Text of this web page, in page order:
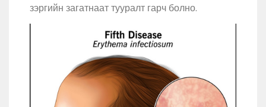
зэргийн загатнаат тууралт гарч болно.